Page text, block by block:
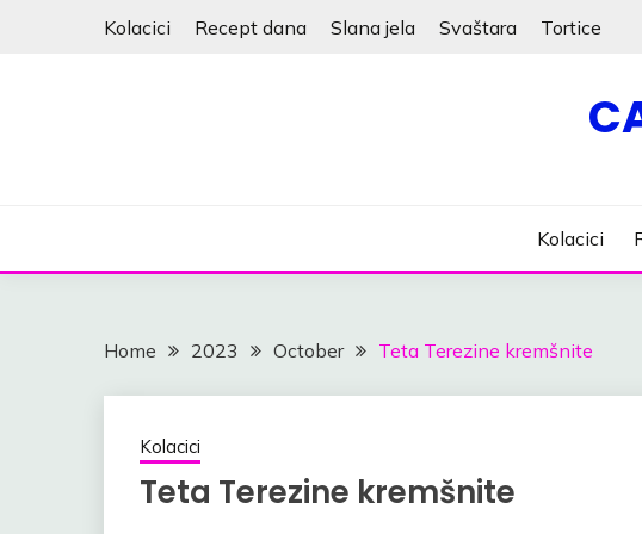
Kolacici Recept dana Slana jela Svaštara Tortice
Kolacici
Home 2023 October Teta Terezine kremšnite
Kolacici
Teta Terezine kremšnite